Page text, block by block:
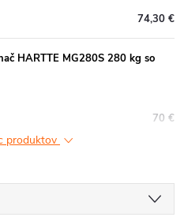
74,30 €
HARTTE MG280S 280 kg so
70 €
produktov